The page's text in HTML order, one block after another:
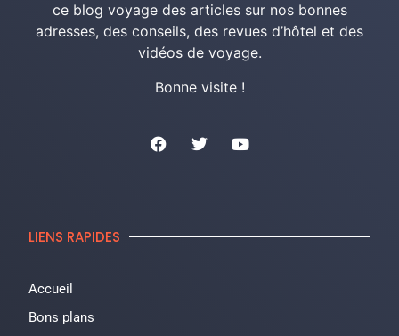
ce blog voyage des articles sur nos bonnes
adresses, des conseils, des revues d’hôtel et des
vidéos de voyage.
Bonne visite !
LIENS RAPIDES
Accueil
Bons plans